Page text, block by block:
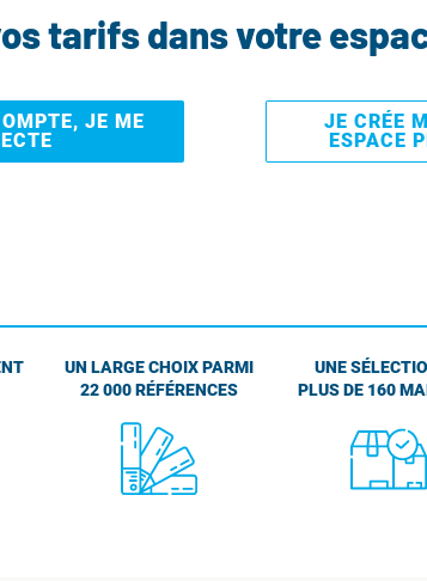
tarifs dans votre
JE ME
JE CRÉE
ESPACE
UN LARGE CHOIX PARMI
22 000 RÉFÉRENCES
UNE
PLUS DE 160